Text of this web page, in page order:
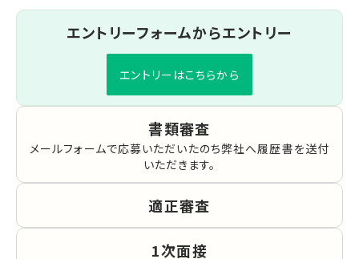
エントリーフォームからエントリー
エントリーはこちらから
書類審査
メールフォームで応募いただいたのち弊社へ履歴書を送付
いただきます。
適正審査
1次面接